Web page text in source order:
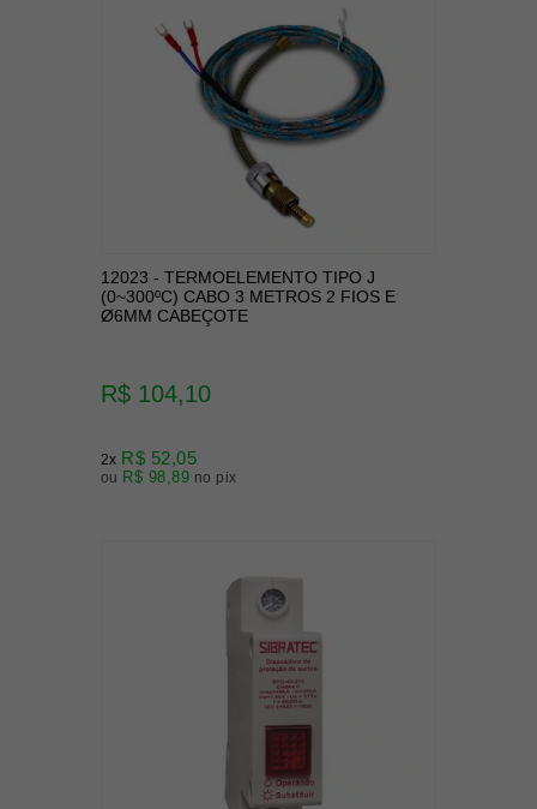
12023 - TERMOELEMENTO TIPO J
(0~300ºC) CABO 3 METROS 2 FIOS E
Ø6MM CABEÇOTE
R$ 104,10
2x R$ 52,05
ou R$ 98,89 no pix